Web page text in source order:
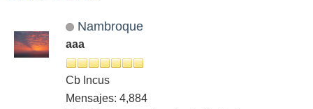
Nambroque
aaa
Cb Incus
Mensajes: 4,884